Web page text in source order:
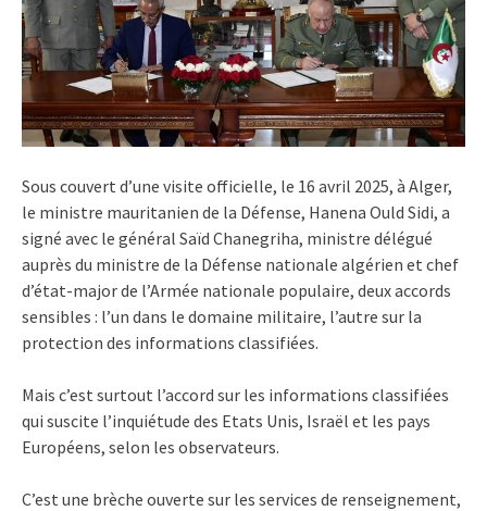
Sous couvert d’une visite officielle, le 16 avril 2025, à Alger,
le ministre mauritanien de la Défense, Hanena Ould Sidi, a
signé avec le général Saïd Chanegriha, ministre délégué
auprès du ministre de la Défense nationale algérien et chef
d’état-major de l’Armée nationale populaire, deux accords
sensibles : l’un dans le domaine militaire, l’autre sur la
protection des informations classifiées.
Mais c’est surtout l’accord sur les informations classifiées
qui suscite l’inquiétude des Etats Unis, Israël et les pays
Européens, selon les observateurs.
C’est une brèche ouverte sur les services de renseignement,